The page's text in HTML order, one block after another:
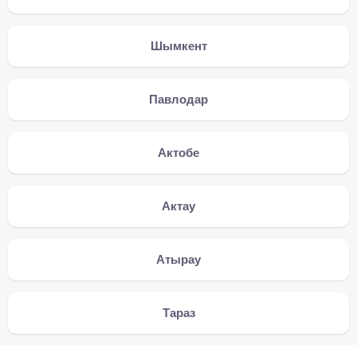
Шымкент
Павлодар
Актобе
Актау
Атырау
Тараз